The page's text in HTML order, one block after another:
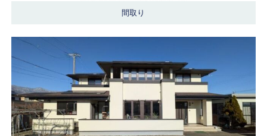
間取り